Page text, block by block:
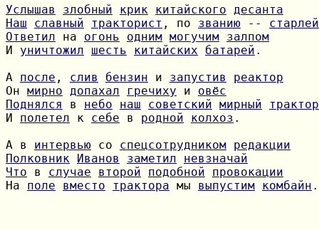
Услышав
злобный крик китайского десанта
Наш
славный тракторист , по званию -- старлей
Ответил на огонь одним могучим залпом
И уничтожил шесть китайских батарей .
А после , слив бензин и запустив
реактор
Он мирно допахал гречиху и овёс
Поднялся
в небо наш советский мирный
трактор
И полетел к себе в родной колхоз .
А в интервью со спецсотрудником редакции
Полковник Иванов заметил
невзначай
Что в случае второй подобной
провокации
На поле вместо трактора мы выпустим комбайн .